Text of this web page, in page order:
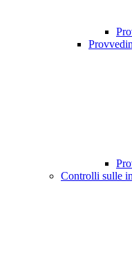
Controlli sulle